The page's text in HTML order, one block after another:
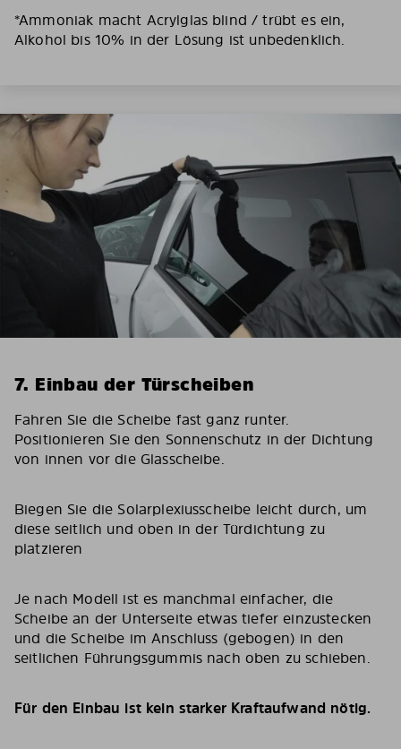
*Ammoniak macht Acrylglas blind / trübt es ein,
Alkohol bis 10% in der Lösung ist unbedenklich.
7. Einbau der Türscheiben
Fahren Sie die Scheibe fast ganz runter.
Positionieren Sie den Sonnenschutz in der Dichtung
von innen vor die Glasscheibe.
Biegen Sie die Solarplexiusscheibe leicht durch, um
diese seitlich und oben in der Türdichtung zu
platzieren
Je nach Modell ist es manchmal einfacher, die
Scheibe an der Unterseite etwas tiefer einzustecken
und die Scheibe im Anschluss (gebogen) in den
seitlichen Führungsgummis nach oben zu schieben.
Für den Einbau ist kein starker Kraftaufwand nötig.